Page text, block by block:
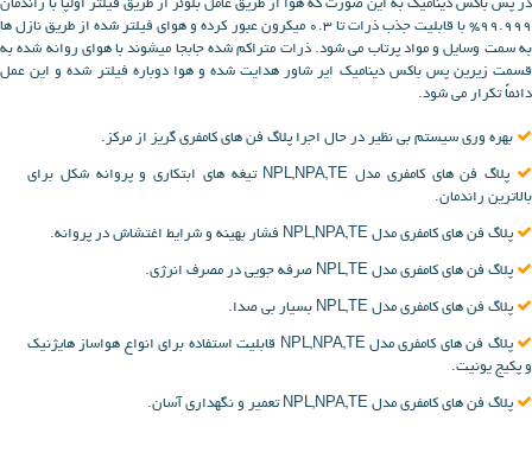
در پس باکس دینامیک به این صورت که هوا از طریق عامل بلوئر از طریق فیلتر اولپا با راندمان
99.999% با قابلیت جذب ذرات تا 0.3 میکرون عبور کرده و هوای فیلتر شده از طریق نازل ها
به سمت وسایل و مواد پرتاب می شود. ذرات متراکم شده جابجا میشوند با هوای روانه شده به
قسمت زیرین پس باکس دینامیک ایر شاور هدایت شده و هوا دوباره فیلتر شده و این عمل
دائماً تکرار می شود.
بهره وری سیستم بی نظیر در حال اجرا پلاگ فن های کامفری گریز از مرکز.
پلاگ فن های کامفری مدل NPL,NPA,TE تیغه های ابتکاری و پروانه شکل برای
بالاترین راندمان.
پلاگ فن های کامفری مدل NPL,NPA,TE فشار بهینه و شرایط اغتشاش در پروانه.
پلاگ فن های کامفری مدل NPL,TE صرفه جویی در مصرف انرژی.
پلاگ فن های کامفری مدل NPL,TE بسیار بی صدا.
پلاگ فن های کامفری مدل NPL,NPA,TE قابلیت استفاده برای انواع هواساز هایژنیک
و پکیج یونیت.
پلاگ فن های کامفری مدل NPL,NPA,TE تعمیر و نگهداری آسان.